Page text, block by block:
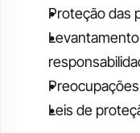
Proteção das
Leis de